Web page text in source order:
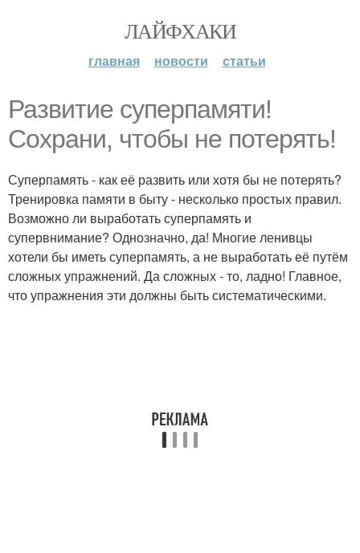
ЛАЙФХАКИ
главная новости статьи
Развитие суперпамяти!
Сохрани, чтобы не потерять!
Суперпамять - как её развить или хотя бы не потерять?
Тренировка памяти в быту - несколько простых правил.
Возможно ли выработать суперпамять и
супервнимание? Однозначно, да! Многие ленивцы
хотели бы иметь суперпамять, а не выработать её путём
сложных упражнений. Да сложных - то, ладно! Главное,
что упражнения эти должны быть систематическими.